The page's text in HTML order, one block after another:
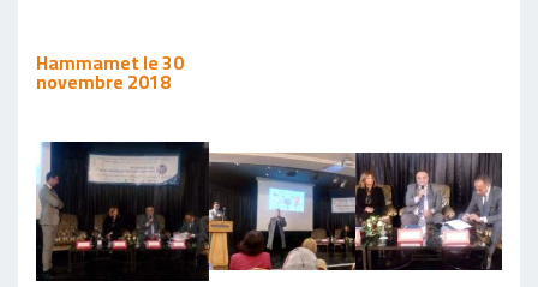
Hammamet le 30
novembre 2018